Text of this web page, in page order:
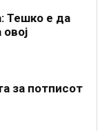
Тешко е да
за потписот